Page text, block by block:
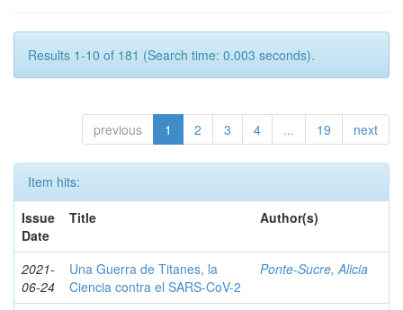
Results 1-10 of 181 (Search time: 0.003 seconds).
previous 1 2 3 4 ... 19 next
Item hits:
Issue
Date
Title Author(s)
2021-
06-24
Una Guerra de Titanes, la
Ciencia contra el SARS-CoV-2
Ponte-Sucre, Alicia